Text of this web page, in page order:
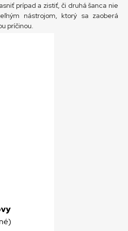
prípad a zistiť, či druhá šanca nie
nástrojom, ktorý sa zaoberá
príčinou.